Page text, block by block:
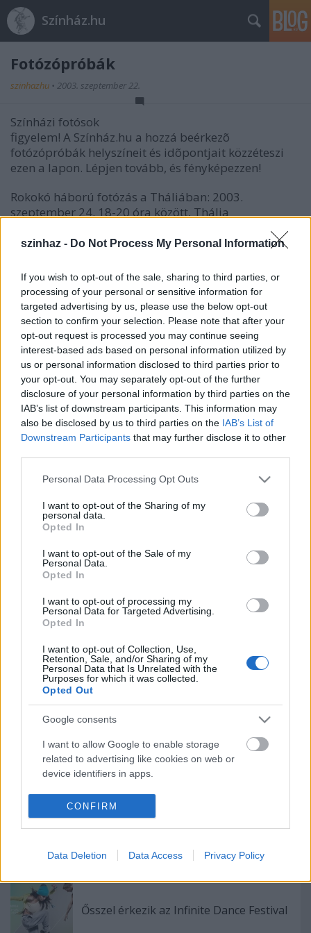
szinhaz - Do Not Process My Personal Information
If you wish to opt-out of the sale, sharing to third parties, or
processing of your personal or sensitive information for
targeted advertising by us, please use the below opt-out
section to confirm your selection. Please note that after your
opt-out request is processed you may continue seeing
interest-based ads based on personal information utilized by
us or personal information disclosed to third parties prior to
your opt-out. You may separately opt-out of the further
disclosure of your personal information by third parties on the
IAB’s list of downstream participants. This information may
also be disclosed by us to third parties on the IAB’s List of
Downstream Participants that may further disclose it to other
Please note that this website/app uses one or more Google
not limited to your visit or usage behaviour. You may click to
grant or deny consent to Google and its third-party tags to
use your data for below specified purposes in below Google
consent section.
Personal Data Processing Opt Outs
I want to opt-out of the Sharing of my
personal data.
Opted In
I want to opt-out of the Sale of my
Personal Data.
Opted In
I want to opt-out of processing my
Personal Data for Targeted Advertising.
Opted In
I want to opt-out of Collection, Use,
Retention, Sale, and/or Sharing of my
Personal Data that Is Unrelated with the
Purposes for which it was collected.
Opted Out
Google consents
I want to allow Google to enable storage
related to advertising like cookies on web or
device identifiers in apps.
I want to allow my user data to be sent to
Google for online advertising purposes.
personalized advertising.
I want to allow Google to enable storage
related to analytics like cookies on web or
device identifiers in apps.
CONFIRM
Data Deletion Data Access Privacy Policy
Színház.hu
Fotózópróbák
szinhazhu • 2003. szeptember 22.
Színházi fotósok
figyelem! A Színház.hu a hozzá beérkezõ
fotózópróbák helyszíneit és idõpontjait közzéteszi
ezen a lapon. Lépjen tovább, és fényképezzen!
Rokokó háború fotózás a Tháliában: 2003.
szeptember 24. 18-20 óra között, Thália
-------------------------
2003. szeptember 24-én, szerdán, 11 órakor fotós
próbát tartunk, melyre szeretettel várjuk a lap
fotósát. Helyszín: Bárka Színház - Vívóterem, Bp.,
1082. Üllői út 82.
Kérem, hogy megjelenési szándékát jelezze a 06-70-
312-7073 as telefonszámon.
-------------------------
Ajánlott bejegyzések:
Rögtön dupla premierrel kezdi az új
évadot a Radnóti
Augusztusban jön az év legvidámabb
hete
Kamaradarabok, kortárs drámák,
koncertszínház a Teátrumban
Nagy sikerrel zárult a Veszprémi Petőfi
Ősszel érkezik az Infinite Dance Festival